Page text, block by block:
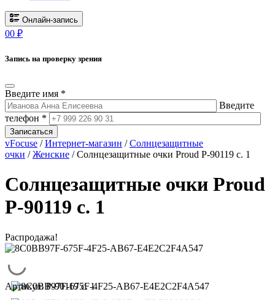
Онлайн-запись
00 ₽
Запись на проверку зрения
Введите имя *
Введите
телефон *
Записаться
vFocuse /Интернет-магазин /Солнцезащитные
очки /Женские / Солнцезащитные очки Proud P-90119 c. 1
Солнцезащитные очки Proud
P-90119 c. 1
Распродажа!
Артикул:P-90119 c. 1